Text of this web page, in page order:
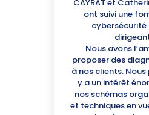
CAYRAT et
ont suivi une
cybersécurité
Nous avons
proposer des
à nos clients. Nous
y a un intérêt
nos schémas
et techniques en